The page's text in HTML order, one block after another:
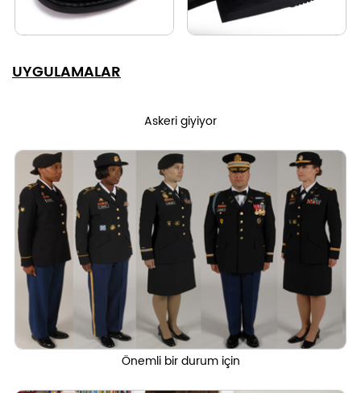
UYGULAMALAR
Askeri giyiyor
Önemli bir durum için